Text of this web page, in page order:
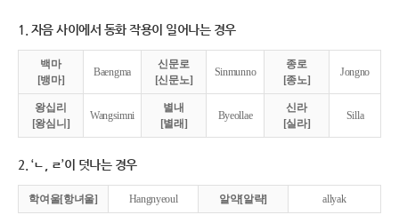
1. 자음 사이에서 동화 작용이 일어나는 경우
백마
[뱅마]
Baengma
신문로
[신문노]
Sinmunno
종로
[종노]
Jongno
왕십리
[왕심니]
Wangsimni
별내
[별래]
Byeollae
신라
[실라]
Silla
2. ‘ㄴ, ㄹ’이 덧나는 경우
학여울[항녀울] Hangnyeoul 알약[알략] allyak